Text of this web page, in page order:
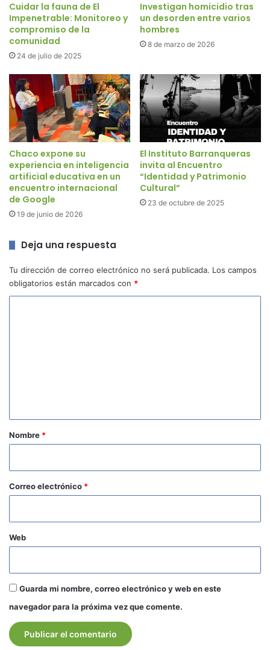
Cuidar la fauna de El
Impenetrable: Monitoreo y
compromiso de la
comunidad
24 de julio de 2025
Investigan homicidio tras
un desorden entre varios
hombres
8 de marzo de 2026
Chaco expone su
experiencia en inteligencia
artificial educativa en un
encuentro internacional
de Google
19 de junio de 2026
El Instituto Barranqueras
invita al Encuentro
“Identidad y Patrimonio
Cultural”
23 de octubre de 2025
Deja una respuesta
Tu dirección de correo electrónico no será publicada. Los campos
obligatorios están marcados con *
r
o
*
Nombre *
Correo electrónico *
Web
Guarda mi nombre, correo electrónico y web en este
navegador para la próxima vez que comente.